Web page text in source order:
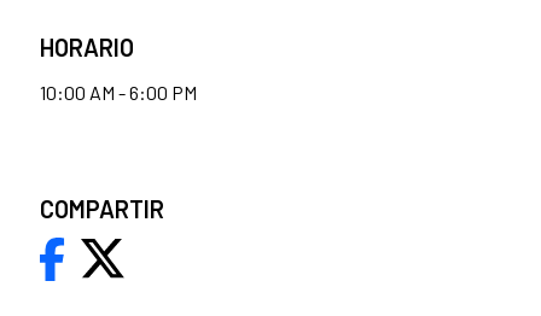
HORARIO
10:00 AM - 6:00 PM
COMPARTIR